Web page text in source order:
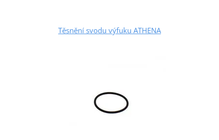
Těsnění svodu výfuku ATHENA